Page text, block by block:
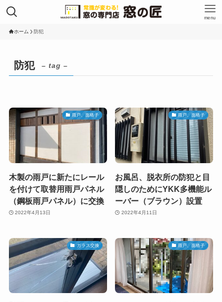
menu
ホーム 防犯
防犯 – tag –
雨戸、面格子
木製の雨戸に新たにレール
を付けて取替用雨戸パネル
（鋼板雨戸パネル）に交換
2022年4月13日
雨戸、面格子
お風呂、脱衣所の防犯と目
隠しのためにYKK多機能ル
ーバー（ブラウン）設置
2022年4月11日
ガラス交換 雨戸、面格子